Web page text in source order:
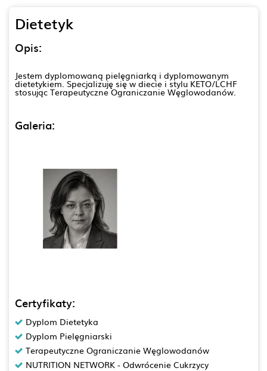
Dietetyk
Opis:
Jestem dyplomowaną pielęgniarką i dyplomowanym
dietetykiem. Specjalizuję się w diecie i stylu KETO/LCHF
stosując Terapeutyczne Ograniczanie Węglowodanów.
Galeria:
Certyfikaty:
Dyplom Dietetyka
Dyplom Pielęgniarski
Terapeutyczne Ograniczanie Węglowodanów
NUTRITION NETWORK - Odwrócenie Cukrzycy